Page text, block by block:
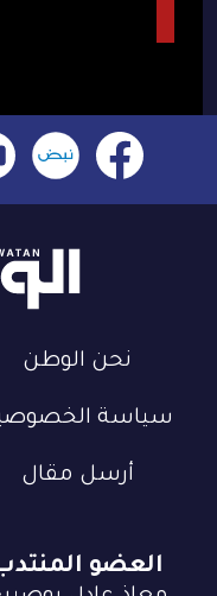
نحن الوطن
سياسة
أرسل مقال
العضو